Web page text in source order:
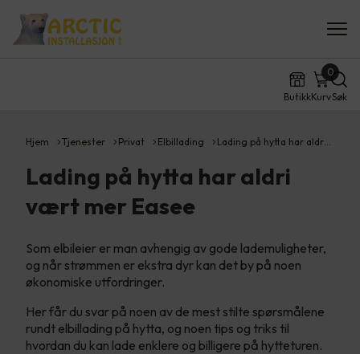
ButikkKurv
0
Søk
Hjem Tjenester Privat Elbillading Lading på hytta har aldr…
Lading på hytta har aldri
vært mer Easee
Som elbileier er man avhengig av gode lademuligheter,
og når strømmen er ekstra dyr kan det by på noen
økonomiske utfordringer.
Her får du svar på noen av de mest stilte spørsmålene
rundt elbillading på hytta, og noen tips og triks til
hvordan du kan lade enklere og billigere på hytteturen.